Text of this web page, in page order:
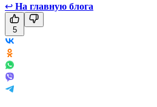
↩ На главную блога
5